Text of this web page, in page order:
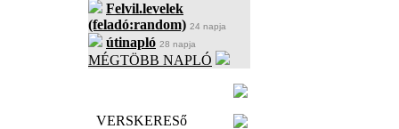
Felvil.levelek
(feladó:random) 24 napja
útinapló 28 napja
MÉGTÖBB NAPLÓ
VERSKERESő